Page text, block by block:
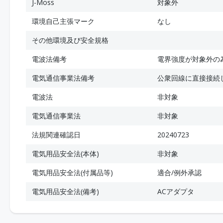
J-Moss
対象外
環境自己主張マーク
なし
その他環境及び安全規格
電波法備考
電界強度が対象外の
電気通信事業法備考
公衆回線に直接接続
電波法
非対象
電気通信事業法
非対象
法規関連確認日
20240723
電気用品安全法(本体)
非対象
電気用品安全法(付属品等)
適合/例外承認
電気用品安全法(備考)
ACアダプタ